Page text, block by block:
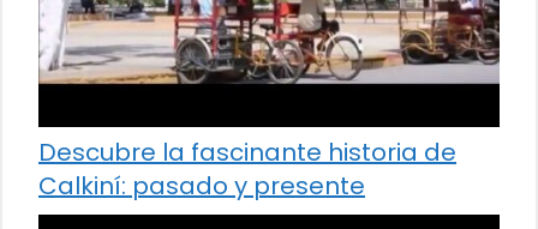
Descubre la fascinante historia de
Calkiní: pasado y presente